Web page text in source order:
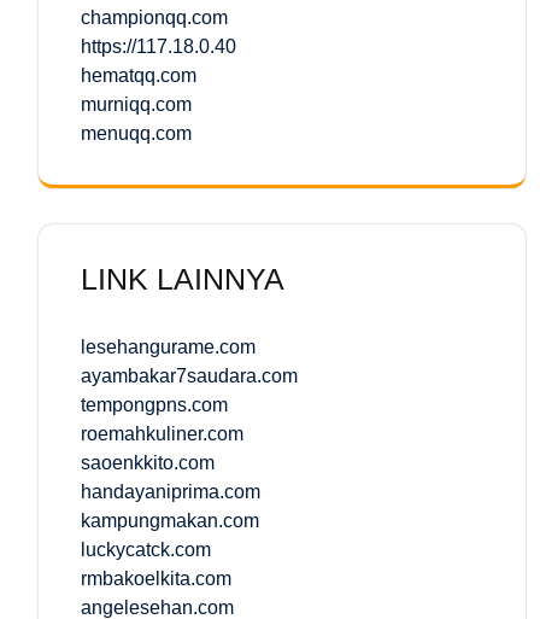
championqq.com
https://117.18.0.40
hematqq.com
murniqq.com
menuqq.com
LINK LAINNYA
lesehangurame.com
ayambakar7saudara.com
tempongpns.com
roemahkuliner.com
saoenkkito.com
handayaniprima.com
kampungmakan.com
luckycatck.com
rmbakoelkita.com
angelesehan.com